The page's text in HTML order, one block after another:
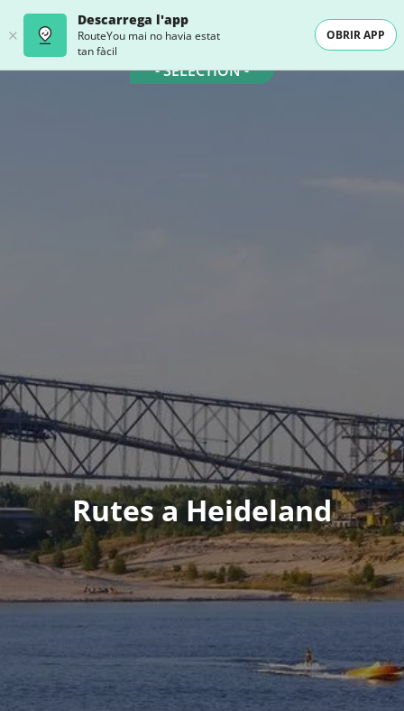
Descarrega l'app
RouteYou mai no havia estat
tan fàcil
OBRIR APP
- SELECTION -
Rutes a Heideland